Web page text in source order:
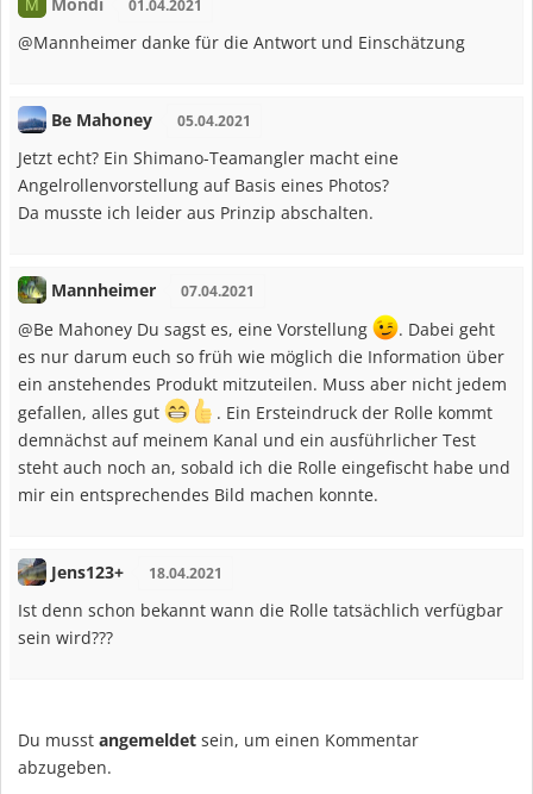
M 01.04.2021
@Mannheimer danke für die Antwort und Einschätzung
Be Mahoney 05.04.2021
Jetzt echt? Ein Shimano-Teamangler macht eine
Angelrollenvorstellung auf Basis eines Photos?
Da musste ich leider aus Prinzip abschalten.
Mannheimer 07.04.2021
@Be Mahoney Du sagst es, eine Vorstellung
. Dabei geht
es nur darum euch so früh wie möglich die Information über
ein anstehendes Produkt mitzuteilen. Muss aber nicht jedem
gefallen, alles gut
. Ein Ersteindruck der Rolle kommt
demnächst auf meinem Kanal und ein ausführlicher Test
steht auch noch an, sobald ich die Rolle eingefischt habe und
mir ein entsprechendes Bild machen konnte.
Jens123+ 18.04.2021
Ist denn schon bekannt wann die Rolle tatsächlich verfügbar
sein wird???
Du musst angemeldet sein, um einen Kommentar
abzugeben.